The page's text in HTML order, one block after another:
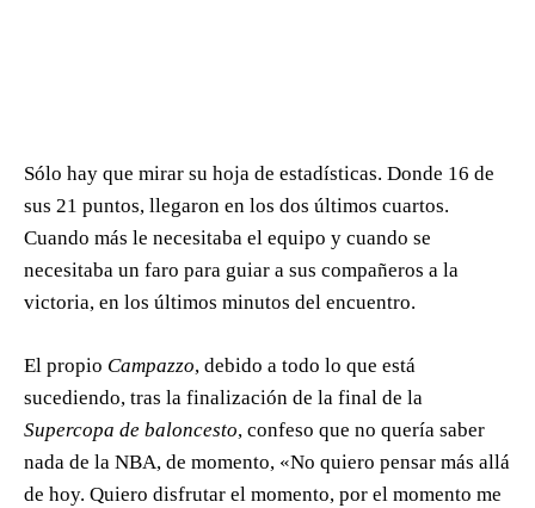
Sólo hay que mirar su hoja de estadísticas. Donde 16 de
sus 21 puntos, llegaron en los dos últimos cuartos.
Cuando más le necesitaba el equipo y cuando se
necesitaba un faro para guiar a sus compañeros a la
victoria, en los últimos minutos del encuentro.
El propio Campazzo, debido a todo lo que está
sucediendo, tras la finalización de la final de la
Supercopa de baloncesto, confeso que no quería saber
nada de la NBA, de momento, «No quiero pensar más allá
de hoy. Quiero disfrutar el momento, por el momento me